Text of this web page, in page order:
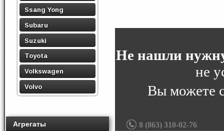
Ssang Yong
Subaru
Suzuki
Toyota
Volkswagen
Volvo
Агрегаты
Не нашли
не
Вы можете
8 (863) 310-02-76